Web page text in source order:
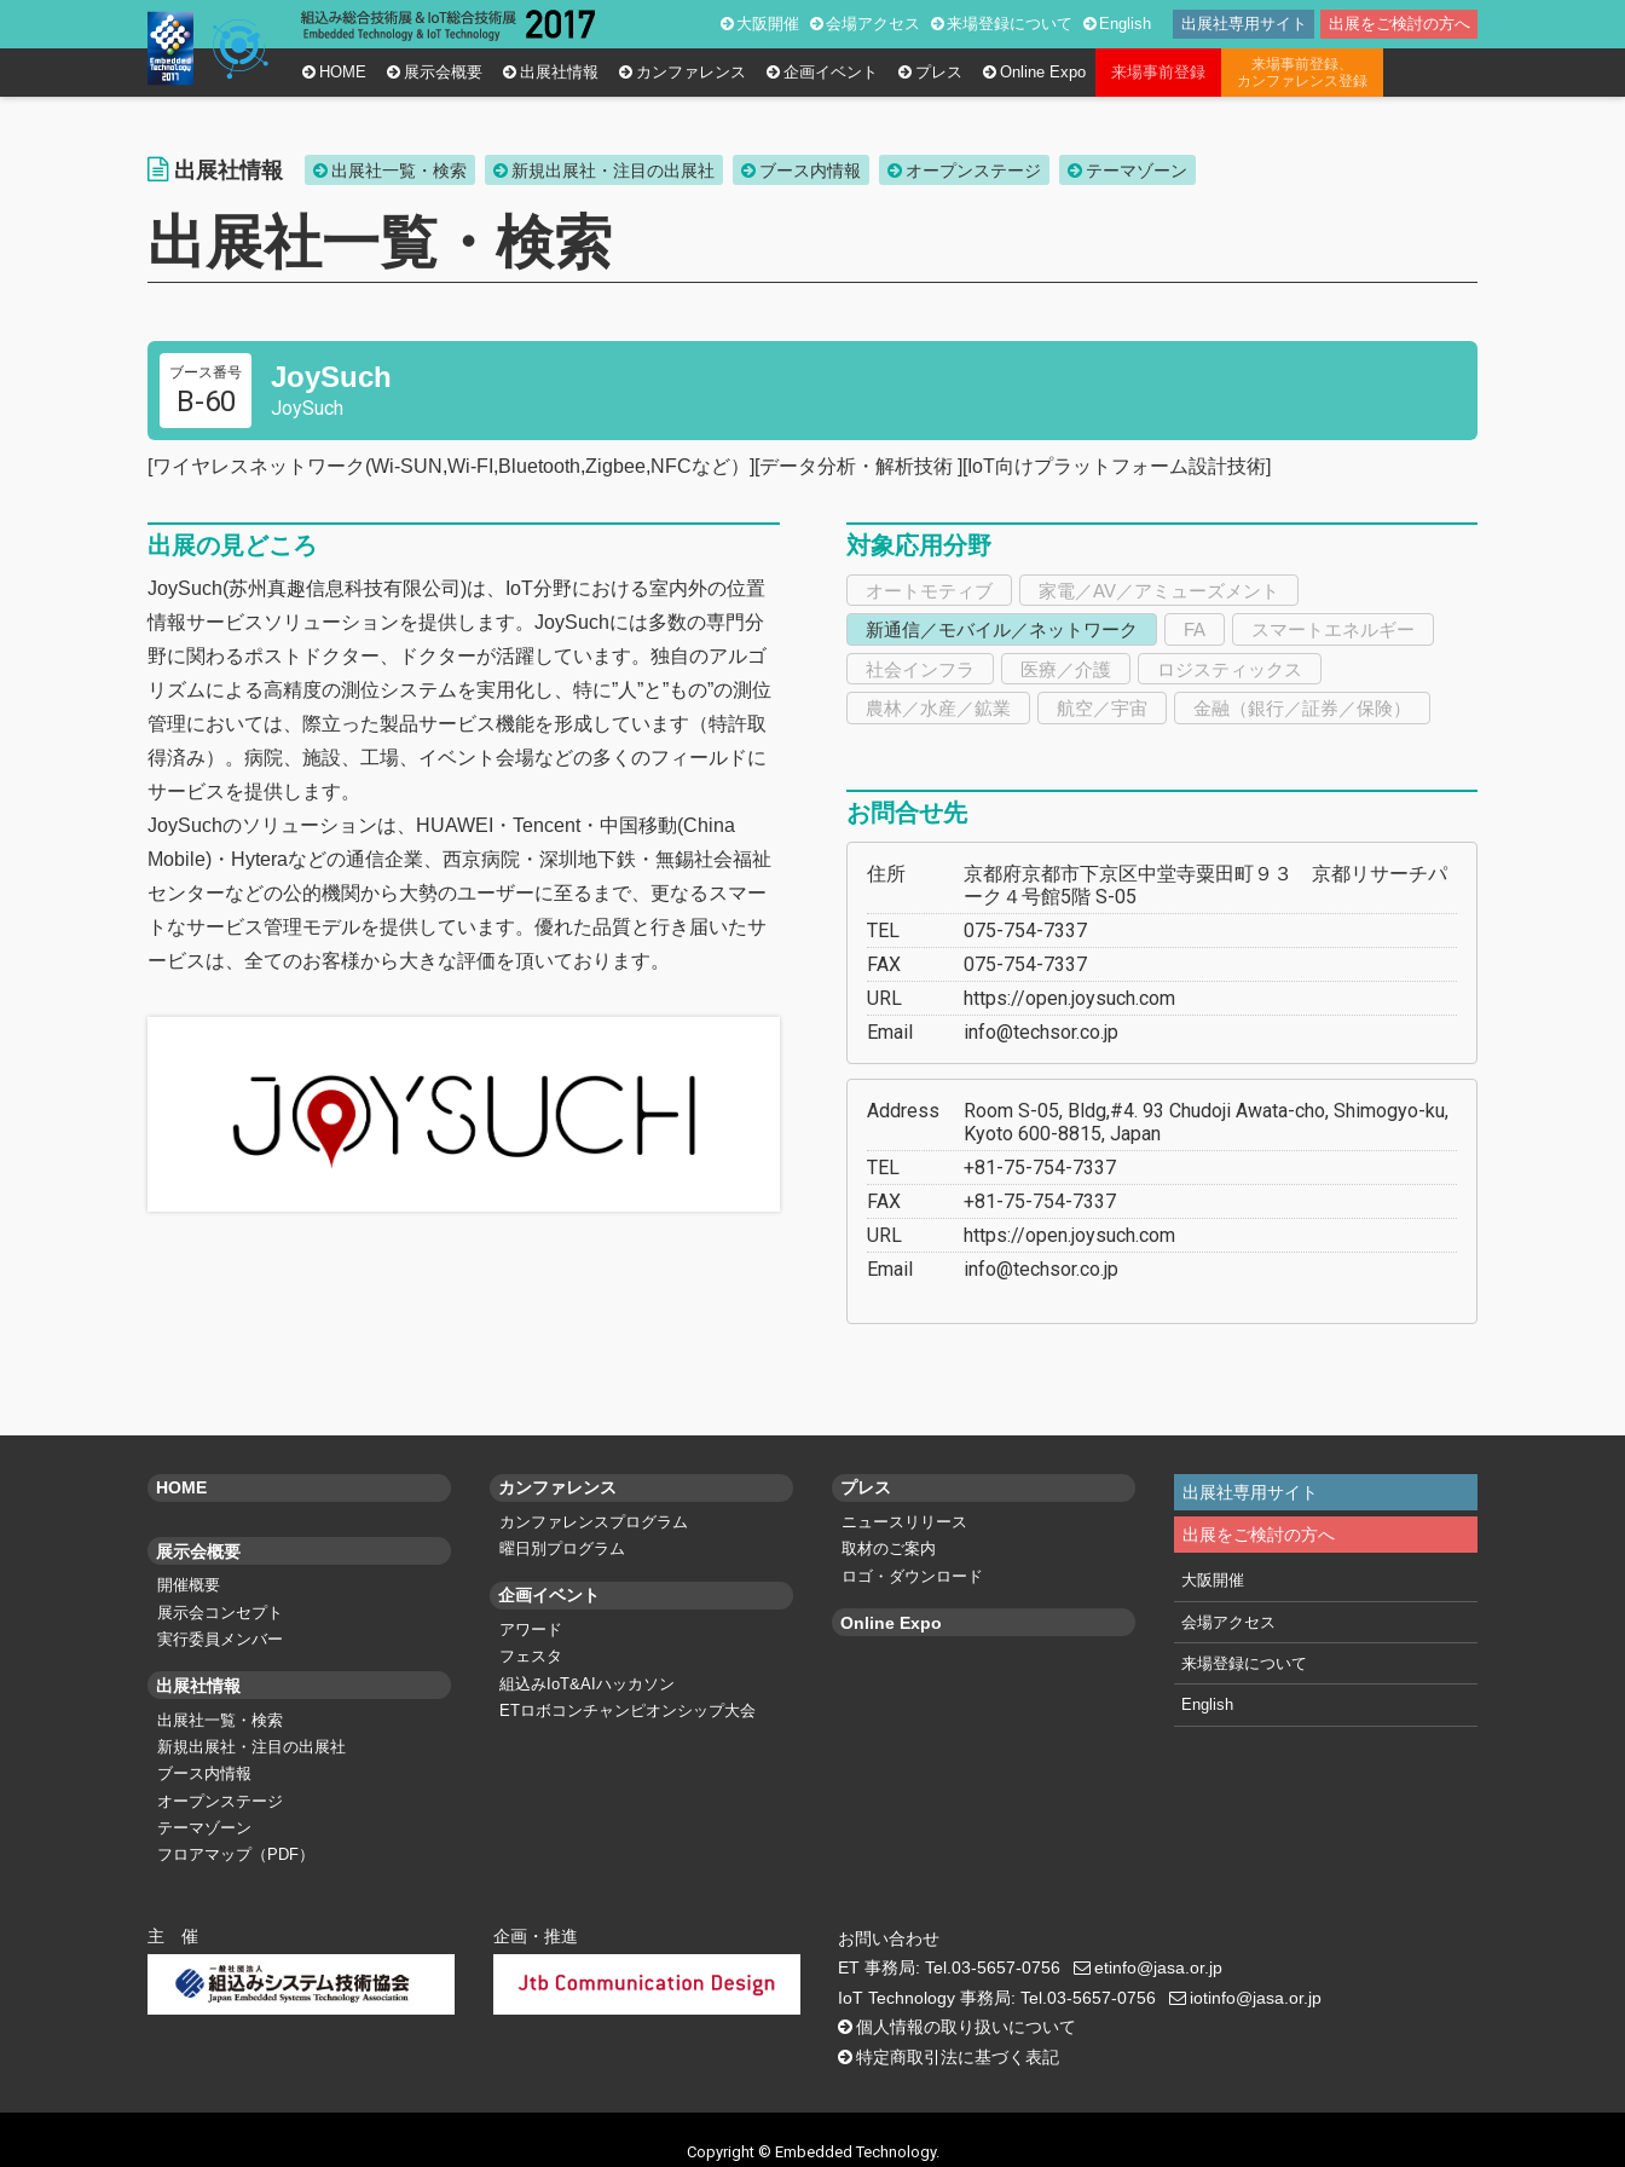
大阪開催 会場アクセス 来場登録について English 出展社専用サイト 出展をご検討の方へ
HOME 展示会概要 出展社情報 カンファレンス 企画イベント プレス Online Expo 来場事前登録
来場事前登録、
カンファレンス登録
出展社情報 出展社一覧・検索 新規出展社・注目の出展社 ブース内情報 オープンステージ テーマゾーン
出展社一覧・検索
JoySuch
JoySuch
ブース番号
B-60
[ワイヤレスネットワーク(Wi-SUN,Wi-FI,Bluetooth,Zigbee,NFCなど）][データ分析・解析技術 ][IoT向けプラットフォーム設計技術]
出展の見どころ
JoySuch(苏州真趣信息科技有限公司)は、IoT分野における室内外の位置
情報サービスソリューションを提供します。JoySuchには多数の専門分
野に関わるポストドクター、ドクターが活躍しています。独自のアルゴ
リズムによる高精度の測位システムを実用化し、特に”人”と”もの”の測位
管理においては、際立った製品サービス機能を形成しています（特許取
得済み）。病院、施設、工場、イベント会場などの多くのフィールドに
サービスを提供します。
JoySuchのソリューションは、HUAWEI・Tencent・中国移動(China
Mobile)・Hyteraなどの通信企業、西京病院・深圳地下鉄・無錫社会福祉
センターなどの公的機関から大勢のユーザーに至るまで、更なるスマー
トなサービス管理モデルを提供しています。優れた品質と行き届いたサ
ービスは、全てのお客様から大きな評価を頂いております。
対象応用分野
オートモティブ
家電／AV／アミューズメント
新通信／モバイル／ネットワーク
FA
スマートエネルギー
社会インフラ
医療／介護
ロジスティックス
農林／水産／鉱業
航空／宇宙 金融（銀行／証券／保険）
お問合せ先
住所
京都府京都市下京区中堂寺粟田町９３ 京都リサーチパ
ーク４号館5階 S-05
TEL
075-754-7337
FAX
075-754-7337
URL
https://open.joysuch.com
Email
info@techsor.co.jp
Address
Room S-05, Bldg,#4. 93 Chudoji Awata-cho, Shimogyo-ku,
Kyoto 600-8815, Japan
TEL
+81-75-754-7337
FAX
+81-75-754-7337
URL
https://open.joysuch.com
Email
info@techsor.co.jp
HOME
展示会概要
開催概要
展示会コンセプト
実行委員メンバー
出展社情報
出展社一覧・検索
新規出展社・注目の出展社
ブース内情報
オープンステージ
テーマゾーン
フロアマップ（PDF）
カンファレンス
カンファレンスプログラム
曜日別プログラム
企画イベント
アワード
フェスタ
組込みIoT&AIハッカソン
ETロボコンチャンピオンシップ大会
プレス
ニュースリリース
取材のご案内
ロゴ・ダウンロード
Online Expo
出展社専用サイト
出展をご検討の方へ
大阪開催
会場アクセス
来場登録について
English
主 催 企画・推進
お問い合わせ
ET 事務局: Tel.03-5657-0756
etinfo@jasa.or.jp
IoT Technology 事務局: Tel.03-5657-0756
iotinfo@jasa.or.jp
個人情報の取り扱いについて
特定商取引法に基づく表記
Copyright © Embedded Technology.